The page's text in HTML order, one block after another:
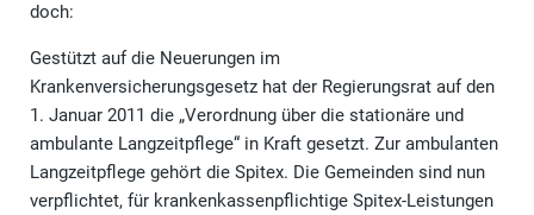
doch:
Gestützt auf die Neuerungen im
Krankenversicherungsgesetz hat der Regierungsrat auf den
1. Januar 2011 die „Verordnung über die stationäre und
ambulante Langzeitpflege“ in Kraft gesetzt. Zur ambulanten
Langzeitpflege gehört die Spitex. Die Gemeinden sind nun
verpflichtet, für krankenkassenpflichtige Spitex-Leistungen